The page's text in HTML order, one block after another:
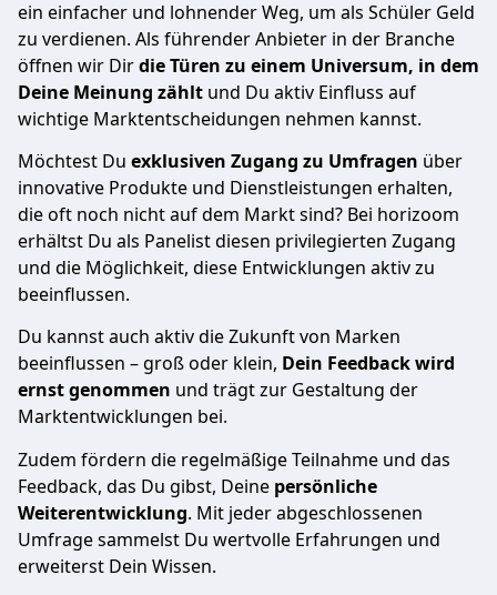
ein einfacher und lohnender Weg, um als Schüler Geld
zu verdienen. Als führender Anbieter in der Branche
öffnen wir Dirdie Türen zu einem Universum, in dem
Deine Meinung zählt und Du aktiv Einfluss auf
wichtige Marktentscheidungen nehmen kannst.
Möchtest Du exklusiven Zugang zu Umfragen über
innovative Produkte und Dienstleistungen erhalten,
die oft noch nicht auf dem Markt sind? Bei horizoom
erhältst Du als Panelist diesen privilegierten Zugang
und die Möglichkeit, diese Entwicklungen aktiv zu
beeinflussen.
Du kannst auch aktiv die Zukunft von Marken
beeinflussen – groß oder klein, Dein Feedback wird
ernst genommen und trägt zur Gestaltung der
Marktentwicklungen bei.
Zudem fördern die regelmäßige Teilnahme und das
Feedback, das Du gibst, Deine persönliche
Weiterentwicklung. Mit jeder abgeschlossenen
Umfrage sammelst Du wertvolle Erfahrungen und
erweiterst Dein Wissen.